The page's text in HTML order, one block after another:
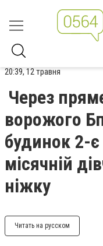
20:39, 12 травня
Через
ворожого
будинок 2-
місячній
ніжку
Читать на русском